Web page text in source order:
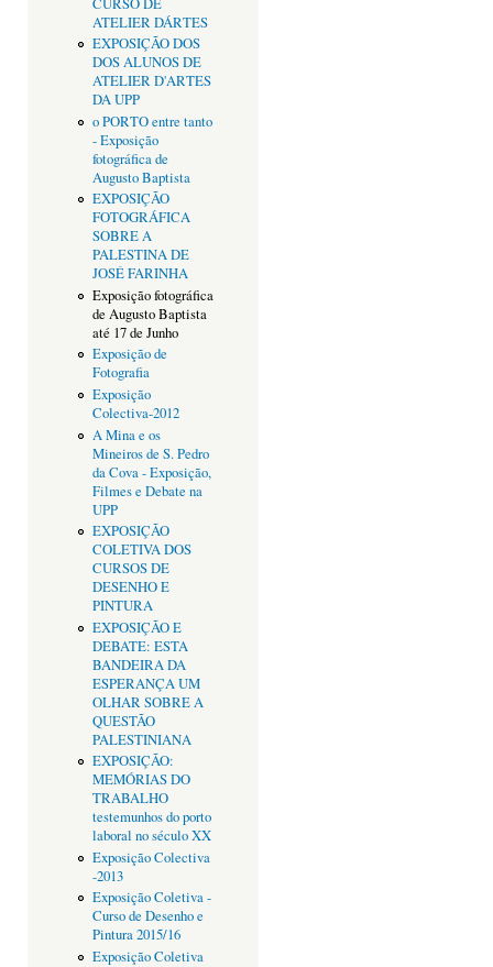
ATELIER DÁRTES
EXPOSIÇÃO DOS
DOS ALUNOS DE
ATELIER D'ARTES
DA UPP
o PORTO entre tanto
- Exposição
fotográfica de
Augusto Baptista
EXPOSIÇÃO
FOTOGRÁFICA
SOBRE A
PALESTINA DE
JOSÉ FARINHA
Exposição fotográfica
de Augusto Baptista
até 17 de Junho
Exposição de
Fotografia
Exposição
Colectiva-2012
A Mina e os
Mineiros de S. Pedro
da Cova - Exposição,
Filmes e Debate na
UPP
EXPOSIÇÃO
COLETIVA DOS
CURSOS DE
DESENHO E
PINTURA
EXPOSIÇÃO E
DEBATE: ESTA
BANDEIRA DA
ESPERANÇA UM
OLHAR SOBRE A
QUESTÃO
PALESTINIANA
EXPOSIÇÃO:
MEMÓRIAS DO
TRABALHO
testemunhos do porto
laboral no século XX
Exposição Colectiva
-2013
Exposição Coletiva -
Curso de Desenho e
Pintura 2015/16
Exposição Coletiva